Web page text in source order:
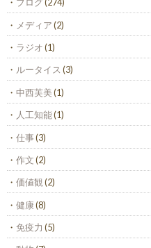
メディア(2)
ラジオ(1)
ルータイス (3)
中西芙美(1)
人工知能(1)
仕事(3)
作文(2)
価値観(2)
健康(8)
免疫力 (5)